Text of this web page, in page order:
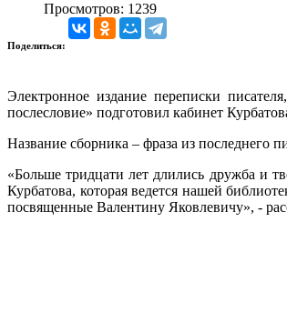
Просмотров: 1239
Поделиться:
Электронное издание переписки
послесловие» подготовил кабинет
Название сборника – фраза из последнего
«Больше тридцати лет длились дружба и
Курбатова, которая ведется нашей
посвященные Валентину Яковлевичу», -